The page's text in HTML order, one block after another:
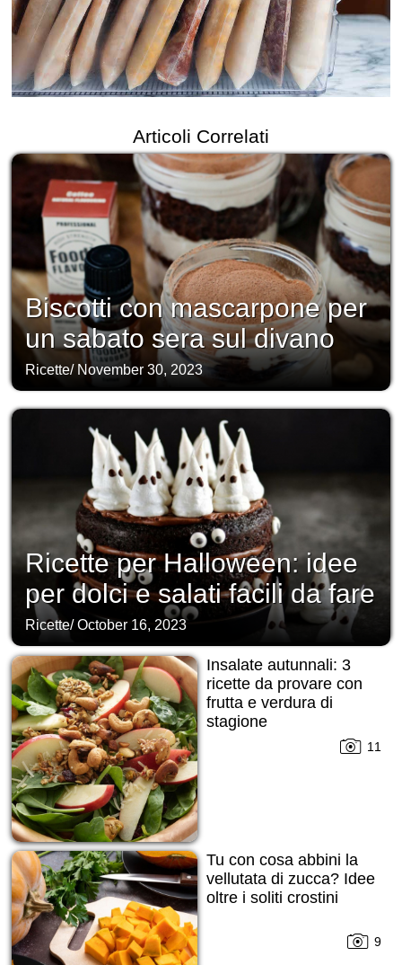
Articoli Correlati
Biscotti con mascarpone per
un sabato sera sul divano
Ricette/ November 30, 2023
Ricette per Halloween: idee
per dolci e salati facili da fare
Ricette/October 16, 2023
Insalate autunnali: 3
ricette da provare con
frutta e verdura di
stagione
11
Tu con cosa abbini la
vellutata di zucca? Idee
oltre i soliti crostini
9